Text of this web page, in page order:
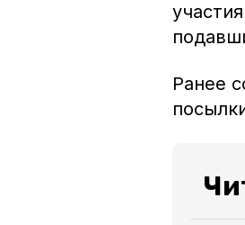
Ранее